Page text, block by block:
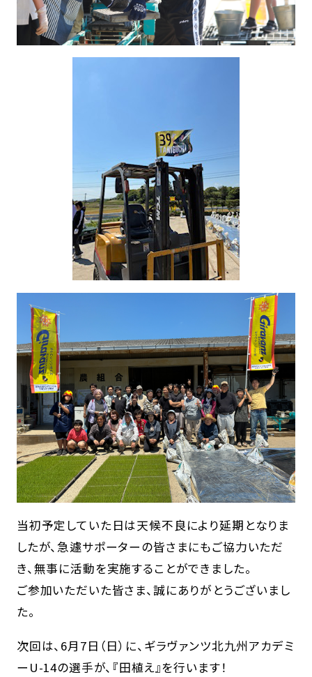
当初予定していた日は天候不良により延期となりま
したが、急遽サポーターの皆さまにもご協力いただ
き、無事に活動を実施することができました。
ご参加いただいた皆さま、誠にありがとうございまし
た。
次回は、6月7日（日）に、ギラヴァンツ北九州アカデミ
ーU-14の選手が、『田植え』を行います！